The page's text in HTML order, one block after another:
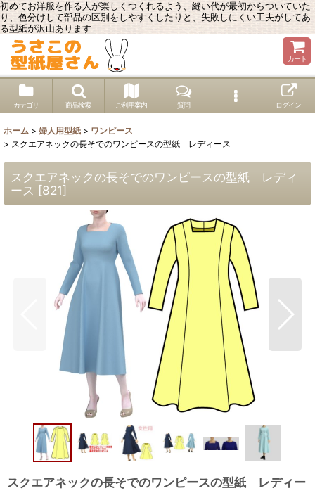
初めてお洋服を作る人が楽しくつくれるよう、縫い代が最初からついていた
り、色分けして部品の区別をしやすくしたりと、失敗しにくい工夫がしてあ
る型紙が沢山あります
カート
カテゴリ 商品検索 ご利用案内 質問 ログイン
ホーム > 婦人用型紙 > ワンピース
> スクエアネックの長そでのワンピースの型紙 レディース
スクエアネックの長そでのワンピースの型紙 レディ
ース [821]
スクエアネックの長そでのワンピースの型紙 レディー